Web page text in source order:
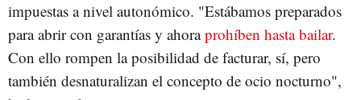
impuestas a nivel autonómico. "Estábamos preparados
para abrir con garantías y ahoraprohíben hasta bailar.
Con ello rompen la posibilidad de facturar, sí, pero
también desnaturalizan el concepto de ocio nocturno",